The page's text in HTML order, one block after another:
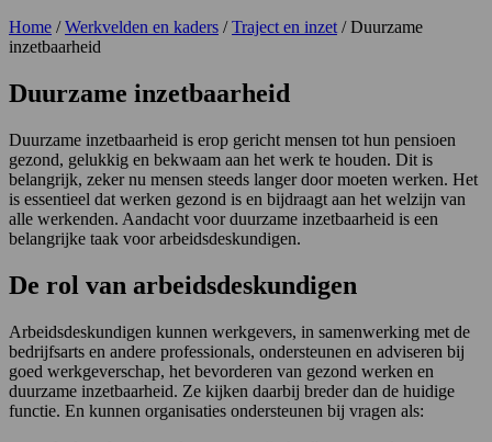
Home /Werkvelden en kaders /Traject en inzet /Duurzame
inzetbaarheid
Duurzame inzetbaarheid
Duurzame inzetbaarheid is erop gericht mensen tot hun pensioen
gezond, gelukkig en bekwaam aan het werk te houden. Dit is
belangrijk, zeker nu mensen steeds langer door moeten werken. Het
is essentieel dat werken gezond is en bijdraagt aan het welzijn van
alle werkenden. Aandacht voor duurzame inzetbaarheid is een
belangrijke taak voor arbeidsdeskundigen.
De rol van arbeidsdeskundigen
Arbeidsdeskundigen kunnen werkgevers, in samenwerking met de
bedrijfsarts en andere professionals, ondersteunen en adviseren bij
goed werkgeverschap, het bevorderen van gezond werken en
duurzame inzetbaarheid. Ze kijken daarbij breder dan de huidige
functie. En kunnen organisaties ondersteunen bij vragen als: